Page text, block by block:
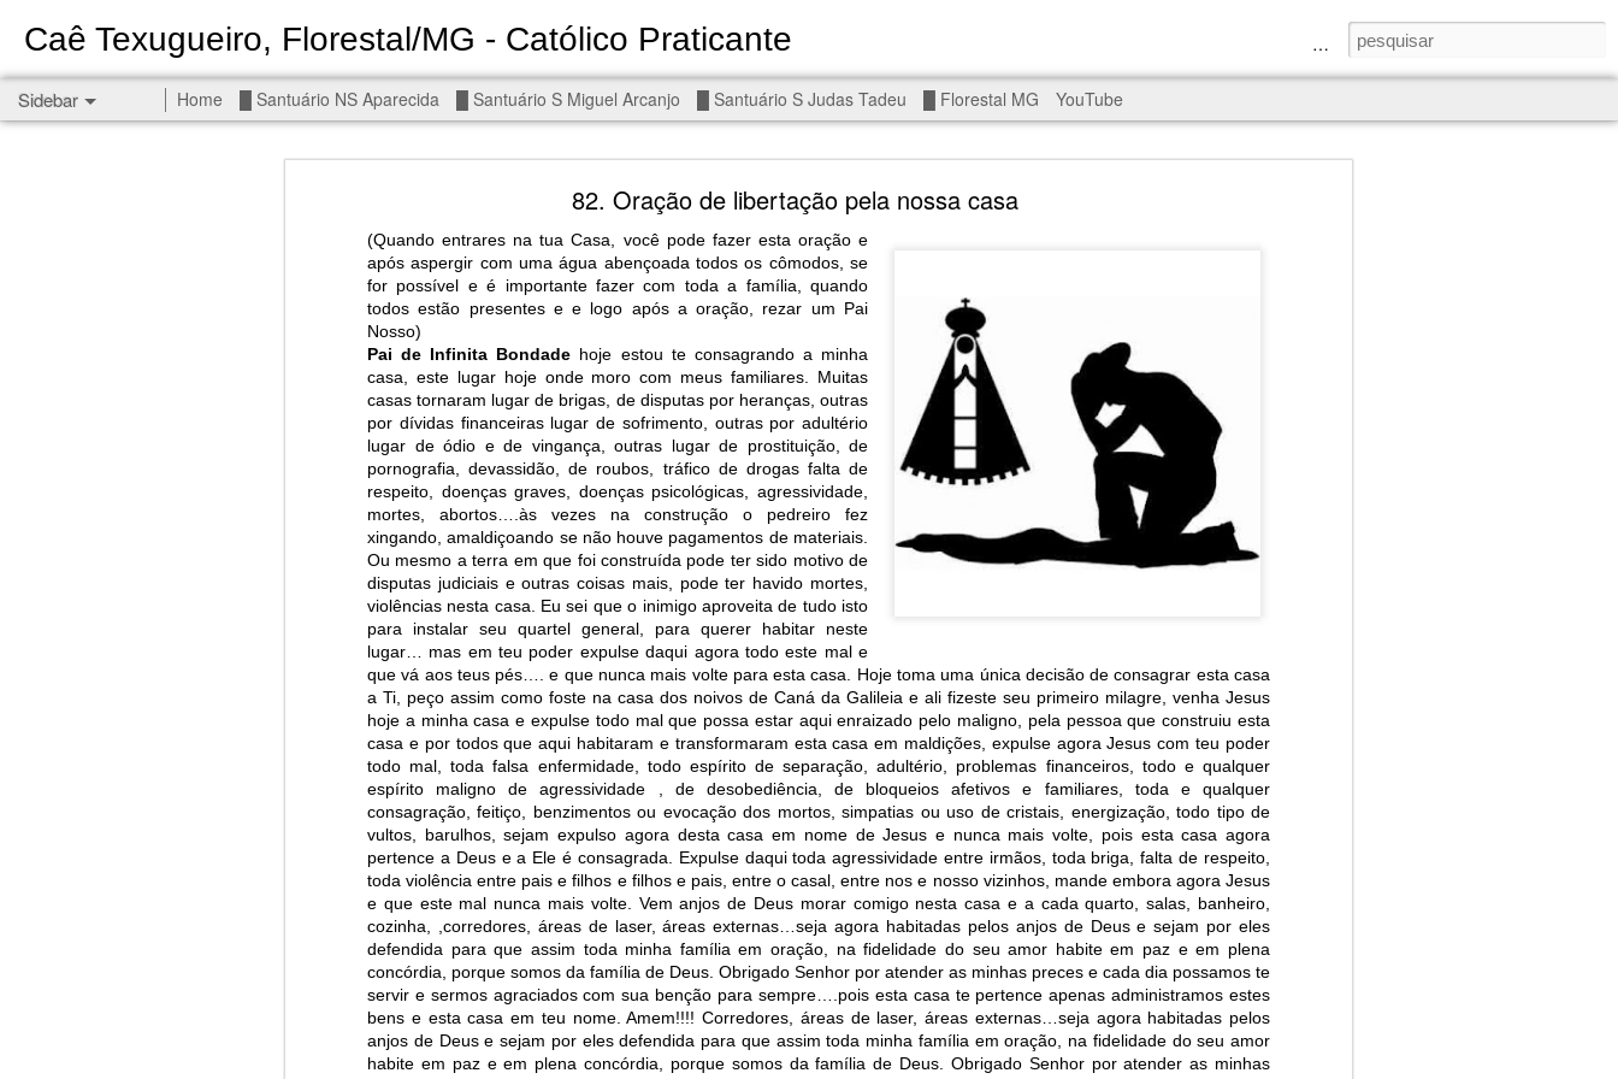
82. Oração de libertação pela nossa casa
(Quando entrares na tua Casa, você pode fazer esta oração e
após aspergir com uma água abençoada todos os cômodos, se
for possível e é importante fazer com toda a família, quando
todos estão presentes e e logo após a oração, rezar um Pai
Nosso)
Pai de Infinita Bondade hoje estou te consagrando a minha
casa, este lugar hoje onde moro com meus familiares. Muitas
casas tornaram lugar de brigas, de disputas por heranças, outras
por dívidas financeiras lugar de sofrimento, outras por adultério
lugar de ódio e de vingança, outras lugar de prostituição, de
pornografia, devassidão, de roubos, tráfico de drogas falta de
respeito, doenças graves, doenças psicológicas, agressividade,
mortes, abortos….às vezes na construção o pedreiro fez
xingando, amaldiçoando se não houve pagamentos de materiais.
Ou mesmo a terra em que foi construída pode ter sido motivo de
disputas judiciais e outras coisas mais, pode ter havido mortes,
violências nesta casa. Eu sei que o inimigo aproveita de tudo isto
para instalar seu quartel general, para querer habitar neste
lugar… mas em teu poder expulse daqui agora todo este mal e
que vá aos teus pés…. e que nunca mais volte para esta casa. Hoje toma uma única decisão de consagrar esta casa
a Ti, peço assim como foste na casa dos noivos de Caná da Galileia e ali fizeste seu primeiro milagre, venha Jesus
hoje a minha casa e expulse todo mal que possa estar aqui enraizado pelo maligno, pela pessoa que construiu esta
casa e por todos que aqui habitaram e transformaram esta casa em maldições, expulse agora Jesus com teu poder
todo mal, toda falsa enfermidade, todo espírito de separação, adultério, problemas financeiros, todo e qualquer
espírito maligno de agressividade , de desobediência, de bloqueios afetivos e familiares, toda e qualquer
consagração, feitiço, benzimentos ou evocação dos mortos, simpatias ou uso de cristais, energização, todo tipo de
vultos, barulhos, sejam expulso agora desta casa em nome de Jesus e nunca mais volte, pois esta casa agora
pertence a Deus e a Ele é consagrada. Expulse daqui toda agressividade entre irmãos, toda briga, falta de respeito,
toda violência entre pais e filhos e filhos e pais, entre o casal, entre nos e nosso vizinhos, mande embora agora Jesus
e que este mal nunca mais volte. Vem anjos de Deus morar comigo nesta casa e a cada quarto, salas, banheiro,
cozinha, ,corredores, áreas de laser, áreas externas…seja agora habitadas pelos anjos de Deus e sejam por eles
defendida para que assim toda minha família em oração, na fidelidade do seu amor habite em paz e em plena
concórdia, porque somos da família de Deus. Obrigado Senhor por atender as minhas preces e cada dia possamos te
servir e sermos agraciados com sua benção para sempre….pois esta casa te pertence apenas administramos estes
bens e esta casa em teu nome. Amem!!!! Corredores, áreas de laser, áreas externas…seja agora habitadas pelos
anjos de Deus e sejam por eles defendida para que assim toda minha família em oração, na fidelidade do seu amor
habite em paz e em plena concórdia, porque somos da família de Deus. Obrigado Senhor por atender as minhas
Caê Texugueiro, Florestal/MG - Católico Praticante
Sidebar Home █ Santuário NS Aparecida █ Santuário S Miguel Arcanjo █ Santuário S Judas Tadeu █ Florestal MG YouTube
Permanent End To The Wars - Gaza, Iran and Lebanon.
The butcher has been fooling you. He is ghosted by the world, and it
seems you are in the same boat. A new guy is coming.
You started it, you end it.
There is a line you cannot cross — negotiation is the best option.
Semper Fi. Fair winds and following seas.
Liberté, égalité, fraternité.
Win-win solutions to Gaza, Iran and Lebanon.
Neither Iran nor Lebanon will be the next Gaza.
Gaza belongs to Palestine, and it will not be a Vegas-ification.
Palestine belongs to Palestinians.
Peace and stability in the region.
n insurance policy is hosted on the dark web.
Quarterback. Aragawa.— Washington. Gush Dan.